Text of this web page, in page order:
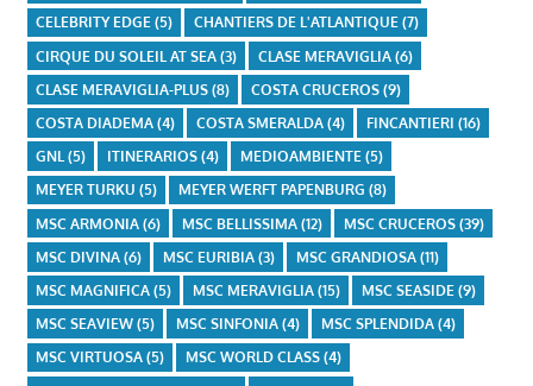
CELEBRITY EDGE(5) CHANTIERS DE L'ATLANTIQUE(7)
CIRQUE DU SOLEIL AT SEA(3) CLASE MERAVIGLIA(6)
CLASE MERAVIGLIA-PLUS(8) COSTA CRUCEROS(9)
COSTA DIADEMA(4) COSTA SMERALDA(4) FINCANTIERI (16)
GNL(5) ITINERARIOS(4) MEDIOAMBIENTE(5)
MEYER TURKU (5) MEYER WERFT PAPENBURG (8)
MSC ARMONIA(6) MSC BELLISSIMA(12) MSC CRUCEROS(39)
MSC DIVINA(6) MSC EURIBIA(3) MSC GRANDIOSA(11)
MSC MAGNIFICA(5) MSC MERAVIGLIA(15) MSC SEASIDE (9)
MSC SEAVIEW(5) MSC SINFONIA(4) MSC SPLENDIDA(4)
MSC VIRTUOSA(5) MSC WORLD CLASS(4)